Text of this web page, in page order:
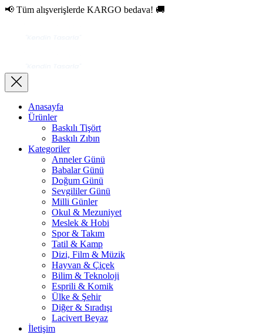
📢 Tüm alışverişlerde KARGO bedava! 🚚
Anasayfa
Ürünler
Baskılı Tişört
Baskılı Zıbın
Kategoriler
Anneler Günü
Babalar Günü
Doğum Günü
Sevgililer Günü
Milli Günler
Okul & Mezuniyet
Meslek & Hobi
Spor & Takım
Tatil & Kamp
Dizi, Film & Müzik
Hayvan & Çiçek
Bilim & Teknoloji
Esprili & Komik
Ülke & Şehir
Diğer & Sıradışı
Lacivert Beyaz
İletişim